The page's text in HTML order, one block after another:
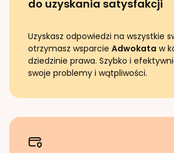
do uzyskania satysfakcji
Uzyskasz odpowiedzi na wszystkie
otrzymasz wsparcie Adwokata w
dziedzinie prawa. Szybko i
swoje problemy i wątpliwości.